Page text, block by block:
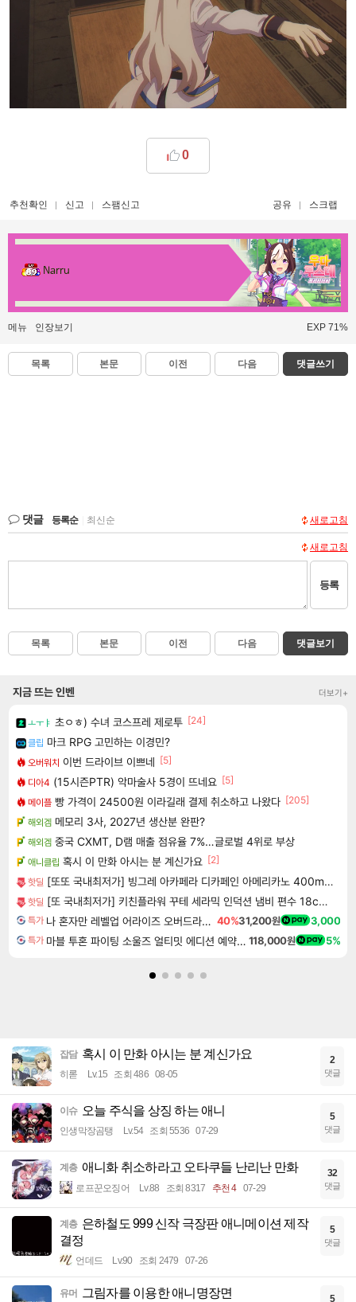
0
추천확인 신고 스팸신고 공유 스크랩
Narru
메뉴 인장보기 EXP 71%
목록 본문 이전 다음 댓글쓰기
댓글 등록순 최신순 새로고침
새로고침
등록
목록 본문 이전 다음 댓글보기
지금 뜨는 인벤 더보기+
ㅗㅜㅑ 초ㅇㅎ) 수녀 코스프레 제로투 [24]
클립 마크 RPG 고민하는 이경민?
오버워치 이번 드라이브 이쁘네 [5]
디아4 (15시즌PTR) 악마술사 5경이 뜨네요 [5]
메이플 빵 가격이 24500원 이라길래 결제 취소하고 나왔다 [205]
해외겜 메모리 3사, 2027년 생산분 완판?
해외겜 중국 CXMT, D램 매출 점유율 7%…글로벌 4위로 부상
애니클립 혹시 이 만화 아시는 분 계신가요 [2]
핫딜 [또또 국내최저가] 빙그레 아카페라 디카페인 아메리카노 400ml x 20개
핫딜 [또 국내최저가] 키친플라워 꾸테 세라믹 인덕션 냄비 편수 18cm x 2개
특가 나 혼자만 레벨업 어라이즈 오버드라이브 디럭스 에디션 Solo Leveling Arise Overdrive Deluxe Edition 40%31,200원 3,000
특가 마블 투혼 파이팅 소울즈 얼티밋 에디션 예약구매 MARVEL Tokon Fighting Souls Ultimate Edition Pre-Purchase 118,000원 5%
잡담 혹시 이 만화 아시는 분 계신가요
히롣 Lv.15 조회 486 08-05
2
댓글
이슈 오늘 주식을 상징 하는 애니
인생막장곰탱 Lv.54 조회 5536 07-29
5
댓글
계층 애니화 취소하라고 오타쿠들 난리난 만화
로프꾼오징어 Lv.88 조회 8317 추천 4 07-29
32
댓글
계층 은하철도 999 신작 극장판 애니메이션 제작
결정
언데드 Lv.90 조회 2479 07-26
5
댓글
유머 그림자를 이용한 애니명장면 5